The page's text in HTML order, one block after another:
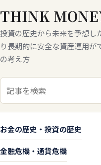
THINK
投資の歴史から未来を予想し
り長期的に安全な資産運用
の考え方
検索キーワード
お金の歴史・投資の歴史
金融危機・通貨危機